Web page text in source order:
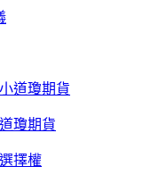
瓊期貨